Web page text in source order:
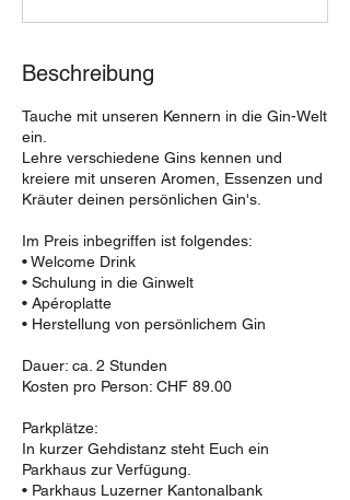
d
Beschreibung
Tauche mit unseren Kennern in die Gin-Welt
ein.
Lehre verschiedene Gins kennen und
kreiere mit unseren Aromen, Essenzen und
Kräuter deinen persönlichen Gin's.
Im Preis inbegriffen ist folgendes:
• Welcome Drink
• Schulung in die Ginwelt
• Apéroplatte
• Herstellung von persönlichem Gin
Dauer: ca. 2 Stunden
Kosten pro Person: CHF 89.00
Parkplätze:
In kurzer Gehdistanz steht Euch ein
Parkhaus zur Verfügung.
• Parkhaus Luzerner Kantonalbank